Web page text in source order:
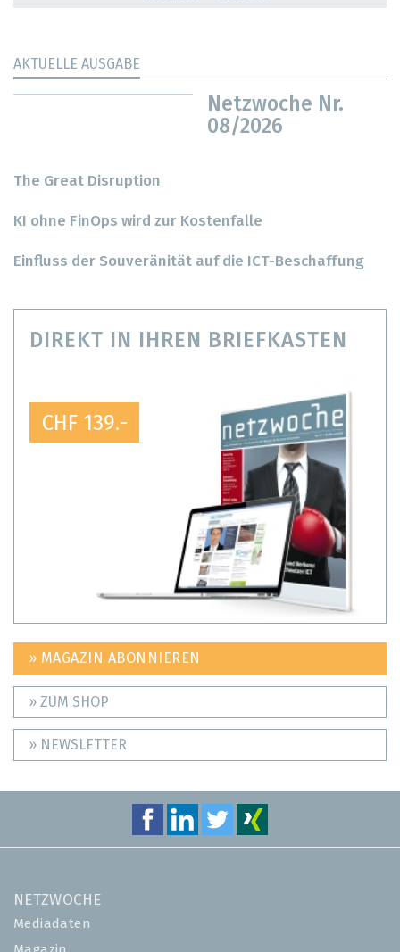
AKTUELLE AUSGABE
Netzwoche Nr.
08/2026
The Great Disruption
KI ohne FinOps wird zur Kostenfalle
Einfluss der Souveränität auf die ICT-Beschaffung
DIREKT IN IHREN BRIEFKASTEN
CHF 139.-
» MAGAZIN ABONNIEREN
» ZUM SHOP
» NEWSLETTER
NETZWOCHE
Mediadaten